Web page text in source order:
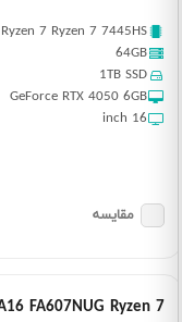
Ryzen 7 Ryzen 7 7445HS
64GB
1TB SSD
GeForce RTX 4050 6GB
16 inch
مقایسه
FA607NUG Ryzen 7